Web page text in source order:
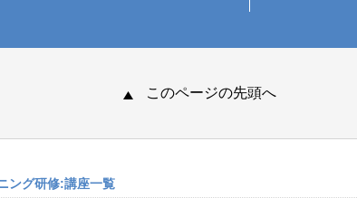
このページの先頭へ
ング研修:講座一覧